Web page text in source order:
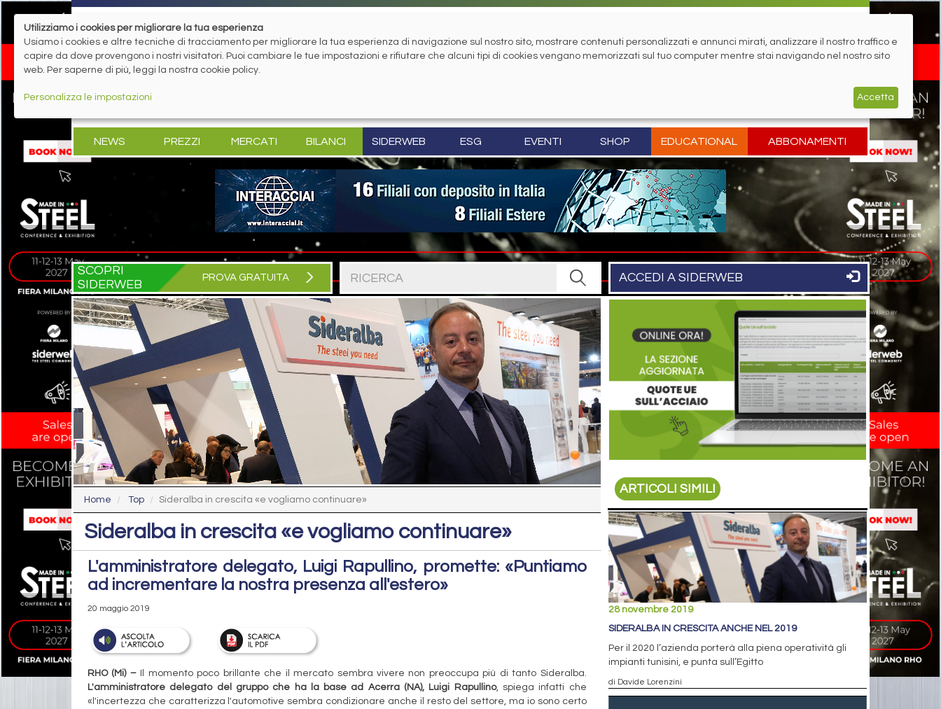
NEWS PREZZI MERCATI BILANCI SIDERWEB ESG EVENTI SHOP EDUCATIONAL ABBONAMENTI
SCOPRI
SIDERWEB
PROVA GRATUITA ACCEDI A SIDERWEB
Home Top Sideralba in crescita «e vogliamo continuare»
Sideralba in crescita «e vogliamo continuare»
L'amministratore delegato, Luigi Rapullino, promette: «Puntiamo
ad incrementare la nostra presenza all'estero»
20 maggio 2019
RHO (Mi) –Il momento poco brillante che il mercato sembra vivere non preoccupa più di tanto Sideralba.
L'amministratore delegato del gruppo che ha la base ad Acerra (NA), Luigi Rapullino, spiega infatti che
«l'incertezza che caratterizza l'automotive sembra condizionare anche il resto del settore, ma io sono certo
ARTICOLI SIMILI
28 novembre 2019
SIDERALBA IN CRESCITA ANCHE NEL 2019
Per il 2020 l’azienda porterà alla piena operatività gli
impianti tunisini, e punta sull’Egitto
di Davide Lorenzini
Utilizziamo i cookies per migliorare la tua esperienza
Usiamo i cookies e altre tecniche di tracciamento per migliorare la tua esperienza di navigazione sul nostro sito, mostrare contenuti personalizzati e annunci mirati, analizzare il nostro traffico e
capire da dove provengono i nostri visitatori. Puoi cambiare le tue impostazioni e rifiutare che alcuni tipi di cookies vengano memorizzati sul tuo computer mentre stai navigando nel nostro sito
web. Per saperne di più, leggi la nostra cookie policy.
Personalizza le impostazioni Accetta